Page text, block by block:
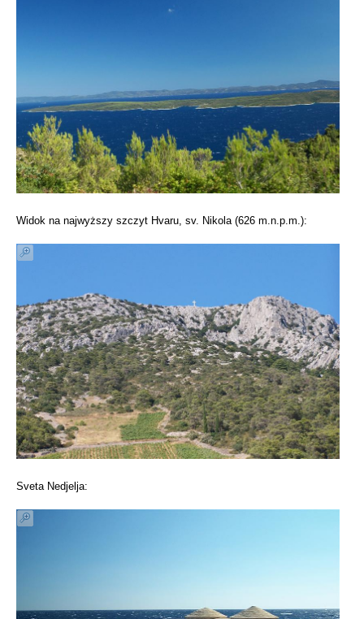
Widok na najwyższy szczyt Hvaru, sv. Nikola (626 m.n.p.m.):
Sveta Nedjelja: